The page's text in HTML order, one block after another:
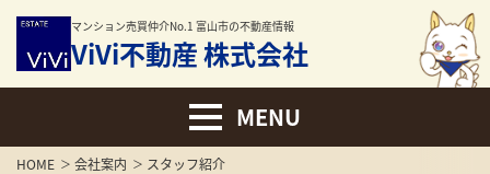
マンション売買仲介No.1 富山市の不動産情報
ViVi不動産 株式会社
HOME 会社案内 スタッフ紹介